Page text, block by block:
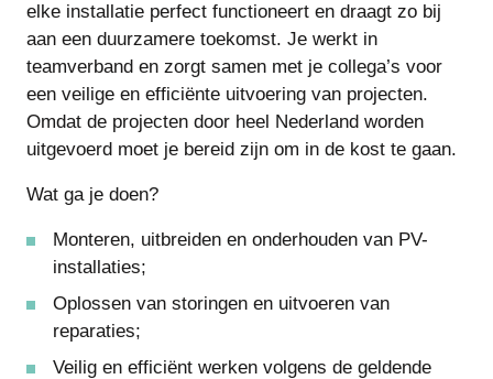
elke installatie perfect functioneert en draagt zo bij
aan een duurzamere toekomst. Je werkt in
teamverband en zorgt samen met je collega’s voor
een veilige en efficiënte uitvoering van projecten.
Omdat de projecten door heel Nederland worden
uitgevoerd moet je bereid zijn om in de kost te gaan.
Wat ga je doen?
Monteren, uitbreiden en onderhouden van PV-
installaties;
Oplossen van storingen en uitvoeren van
reparaties;
Veilig en efficiënt werken volgens de geldende